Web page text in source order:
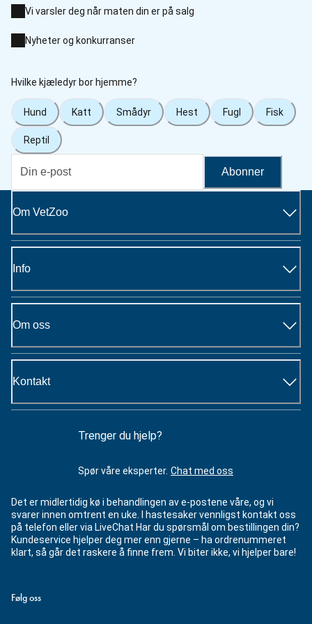
Vi varsler deg når maten din er på salg
Nyheter og konkurranser
Hvilke kjæledyr bor hjemme?
Hund Katt Smådyr Hest Fugl Fisk
Reptil
Abonner
Om VetZoo
Info
Om oss
Kontakt
Trenger du hjelp?
Spør våre eksperter. Chat med oss
Det er midlertidig kø i behandlingen av e-postene våre, og vi
svarer innen omtrent en uke. I hastesaker vennligst kontakt oss
på telefon eller via LiveChat Har du spørsmål om bestillingen din?
Kundeservice hjelper deg mer enn gjerne – ha ordrenummeret
klart, så går det raskere å finne frem. Vi biter ikke, vi hjelper bare!
Følg oss